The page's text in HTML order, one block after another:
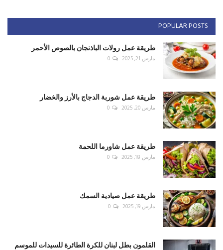
POPULAR POSTS
طريقة عمل رولات الباذنجان بالصوص الأحمر
مارس 21, 2025 0
طريقة عمل شوربة الدجاج بالأرز والخضار
مارس 20, 2025 0
طريقة عمل شاورما اللحمة
مارس 18, 2025 0
طريقة عمل صيادية السمك
مارس 19, 2025 0
القلمون بطل لبنان للكرة الطائرة للسيدات للموسم